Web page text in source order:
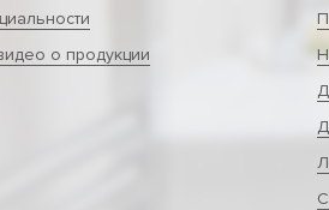
о продукции